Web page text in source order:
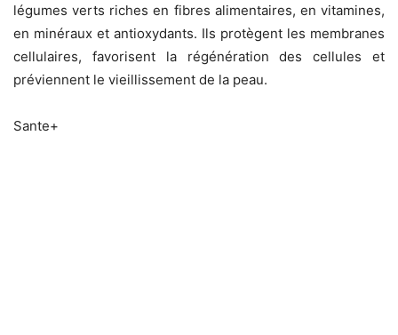
légumes verts riches en fibres alimentaires, en vitamines,
en minéraux et antioxydants. Ils protègent les membranes
cellulaires, favorisent la régénération des cellules et
préviennent le vieillissement de la peau.
Sante+